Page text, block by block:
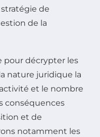
de
de la
pour décrypter les
nature juridique la
et le nombre
conséquences
et de
notamment les